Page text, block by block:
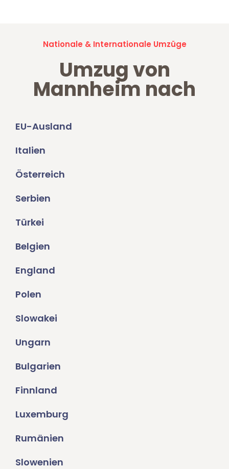
Nationale & Internationale Umzüge
Umzug von
Mannheim nach
EU-Ausland
Italien
Österreich
Serbien
Türkei
Belgien
England
Polen
Slowakei
Ungarn
Bulgarien
Finnland
Luxemburg
Rumänien
Slowenien